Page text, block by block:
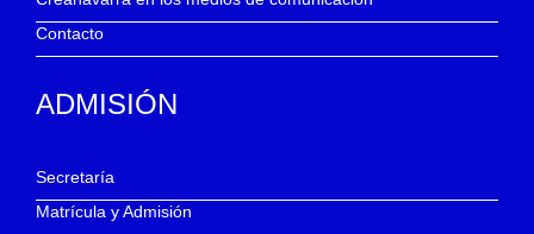
Contacto
ADMISIÓN
Secretaría
Matrícula y Admisión